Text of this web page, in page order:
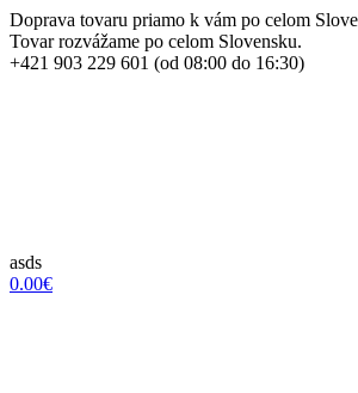
Doprava tovaru priamo k vám po celom
Tovar rozvážame po celom Slovensku.
+421 903 229 601 (od 08:00 do 16:30)
asds
0.00€